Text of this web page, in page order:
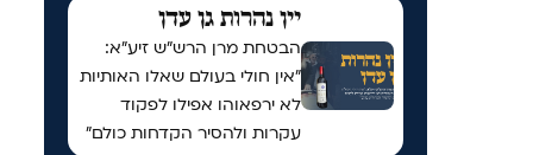
יין נהרות גן עדן
הבטחת מרן הרש"ש זיע"א:
"אין חולי בעולם שאלו האותיות
לא ירפאוהו אפילו לפקוד
עקרות ולהסיר הקדחות כולם"